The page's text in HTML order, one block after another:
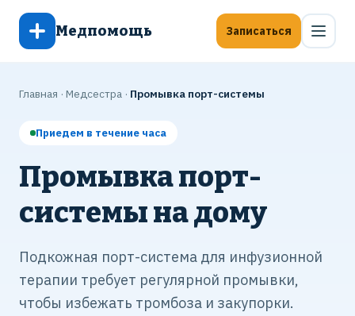
Медпомощь Записаться
Главная · Медсестра · Промывка порт-системы
Приедем в течение часа
Промывка порт-
системы на дому
Подкожная порт-система для инфузионной
терапии требует регулярной промывки,
чтобы избежать тромбоза и закупорки.